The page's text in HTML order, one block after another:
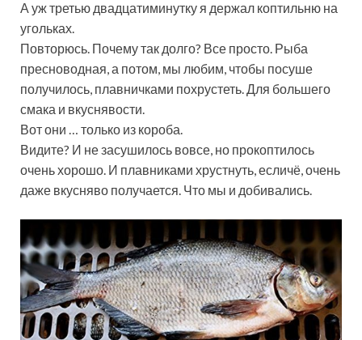
А уж третью двадцатиминутку я держал коптильню на
угольках.
Повторюсь. Почему так долго? Все просто. Рыба
пресноводная, а потом, мы любим, чтобы посуше
получилось, плавничками похрустеть. Для большего
смака и вкуснявости.
Вот они … только из короба.
Видите? И не засушилось вовсе, но прокоптилось
очень хорошо. И плавниками хрустнуть, есличё, очень
даже вкусняво получается. Что мы и добивались.